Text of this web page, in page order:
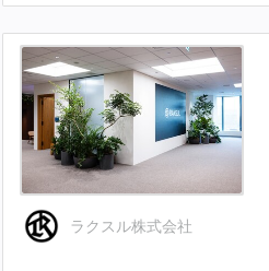
ラクスル株式会社